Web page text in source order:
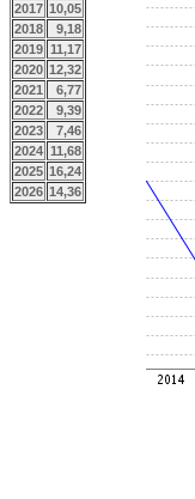
2017 10,05
2018
9,18
2019 11,17
2020 12,32
2021
6,77
2022
9,39
2023
7,46
2024 11,68
2025 16,24
2026 14,36